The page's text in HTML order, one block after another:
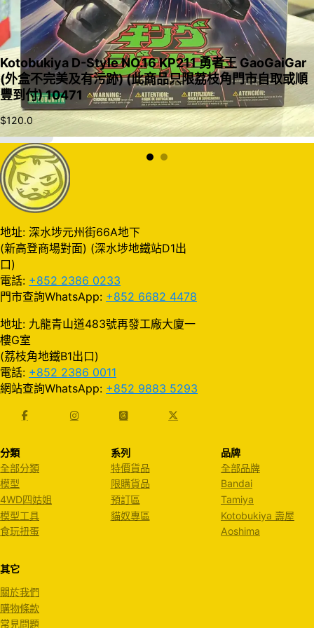
入購物車
Kotobukiya D-Style NO.16 KP211 勇者王 GaoGaiGar
(外盒不完美及有污跡) (此商品只限荔枝角門市自取或順
豐到付) 10471
$120.0
地址: 深水埗元州街66A地下
(新高登商場對面) (深水埗地鐵站D1出
口)
電話: +852 2386 0233
門市查詢WhatsApp: +852 6682 4478
地址: 九龍青山道483號再發工廠大廈一
樓G室
(荔枝角地鐵B1出口)
電話: +852 2386 0011
網站查詢WhatsApp: +852 9883 5293
分類
全部分類
模型
4WD四姑姐
模型工具
食玩扭蛋
系列
特價貨品
限購貨品
預訂區
貓奴專區
品牌
全部品牌
Bandai
Tamiya
Kotobukiya 壽屋
Aoshima
其它
關於我們
購物條款
常見問題